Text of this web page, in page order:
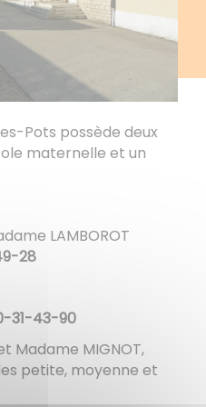
Pots possède deux
maternelle et un
LAMBOROT
28
31-43-90
Madame MIGNOT,
petite, moyenne et